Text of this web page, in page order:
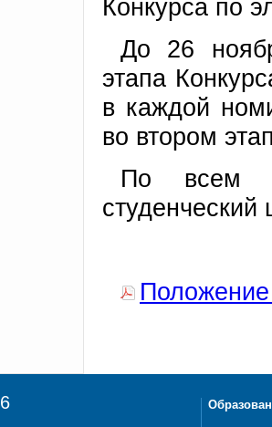
Конкурса по
До 26
этапа
в каждой
во втором
По всем
студенческий